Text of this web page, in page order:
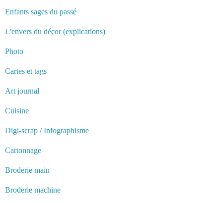
Enfants sages du passé
L'envers du décor (explications)
Photo
Cartes et tags
Art journal
Cuisine
Digi-scrap / Infographisme
Cartonnage
Broderie main
Broderie machine